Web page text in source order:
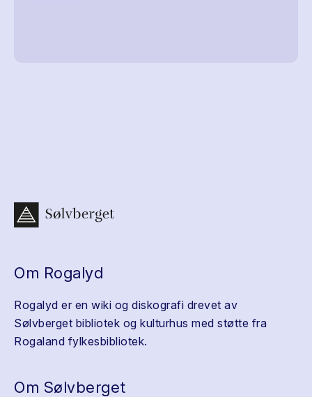
Om Rogalyd
Rogalyd er en wiki og diskografi drevet av
Sølvberget bibliotek og kulturhus med støtte fra
Rogaland fylkesbibliotek.
Om Sølvberget